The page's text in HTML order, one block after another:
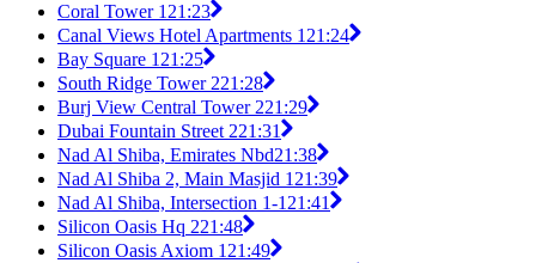
Coral Tower 1 21:23
Canal Views Hotel Apartments 1 21:24
Bay Square 1 21:25
South Ridge Tower 221:28
Burj View Central Tower 221:29
Dubai Fountain Street 221:31
Nad Al Shiba, Emirates Nbd21:38
Nad Al Shiba 2, Main Masjid 1 21:39
Nad Al Shiba, Intersection 1-1 21:41
Silicon Oasis Hq 221:48
Silicon Oasis Axiom 1 21:49